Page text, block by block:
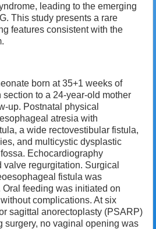
leading to the emerging
This study presents a rare
features consistent with the
born at 35+1 weeks of
to a 24-year-old mother
up. Postnatal physical
atresia with
a wide rectovestibular fistula,
and multicystic dysplastic
Echocardiography
regurgitation. Surgical
fistula was
Oral feeding was initiated on
complications. At six
sagittal anorectoplasty (PSARP)
surgery, no vaginal opening was